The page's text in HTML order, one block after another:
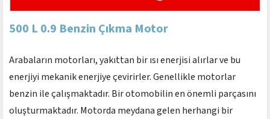
500 L 0.9 Benzin Çıkma Motor
Arabaların motorları, yakıttan bir ısı enerjisi alırlar ve bu
enerjiyi mekanik enerjiye çevirirler. Genellikle motorlar
benzin ile çalışmaktadır. Bir otomobilin en önemli parçasını
oluşturmaktadır. Motorda meydana gelen herhangi bir